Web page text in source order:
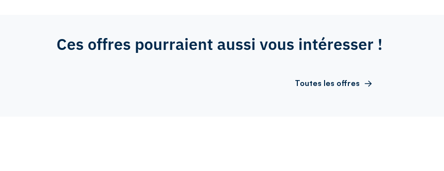
Ces offres pourraient aussi vous intéresser !
Toutes les offres